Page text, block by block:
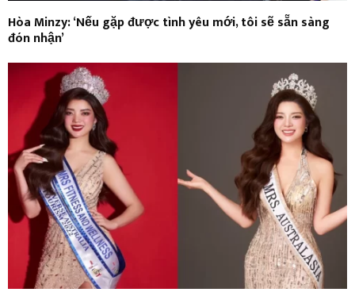
Hòa Minzy: ‘Nếu gặp được tình yêu mới, tôi sẽ sẵn sàng
đón nhận’